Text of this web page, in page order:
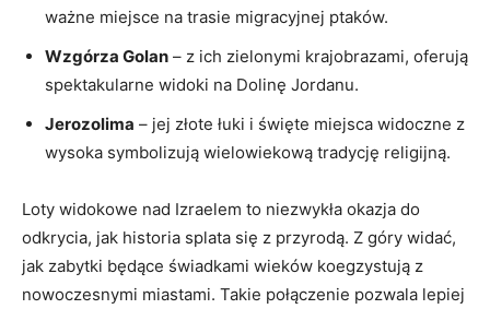
ważne miejsce na trasie migracyjnej ptaków.
Wzgórza Golan – z ich zielonymi krajobrazami, oferują
spektakularne widoki na Dolinę Jordanu.
Jerozolima – jej złote łuki i święte miejsca widoczne z
wysoka symbolizują wielowiekową tradycję religijną.
Loty widokowe nad Izraelem to niezwykła okazja do
odkrycia, jak historia splata się z przyrodą. Z góry widać,
jak zabytki będące świadkami wieków koegzystują z
nowoczesnymi miastami. Takie połączenie pozwala lepiej